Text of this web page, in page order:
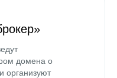
домена о
организуют